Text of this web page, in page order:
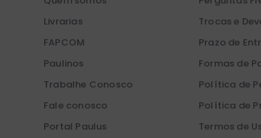
Livrarias
FAPCOM
Paulinos
Trabalhe Conosco
Fale conosco
Portal Paulus
Trocas e
Prazo de
Formas de
Política de
Política de
Termos de